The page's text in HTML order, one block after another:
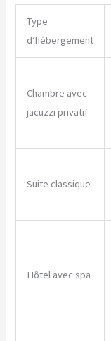
Type
d’hébergement
Chambre avec
jacuzzi privatif
Suite classique
Hôtel avec spa